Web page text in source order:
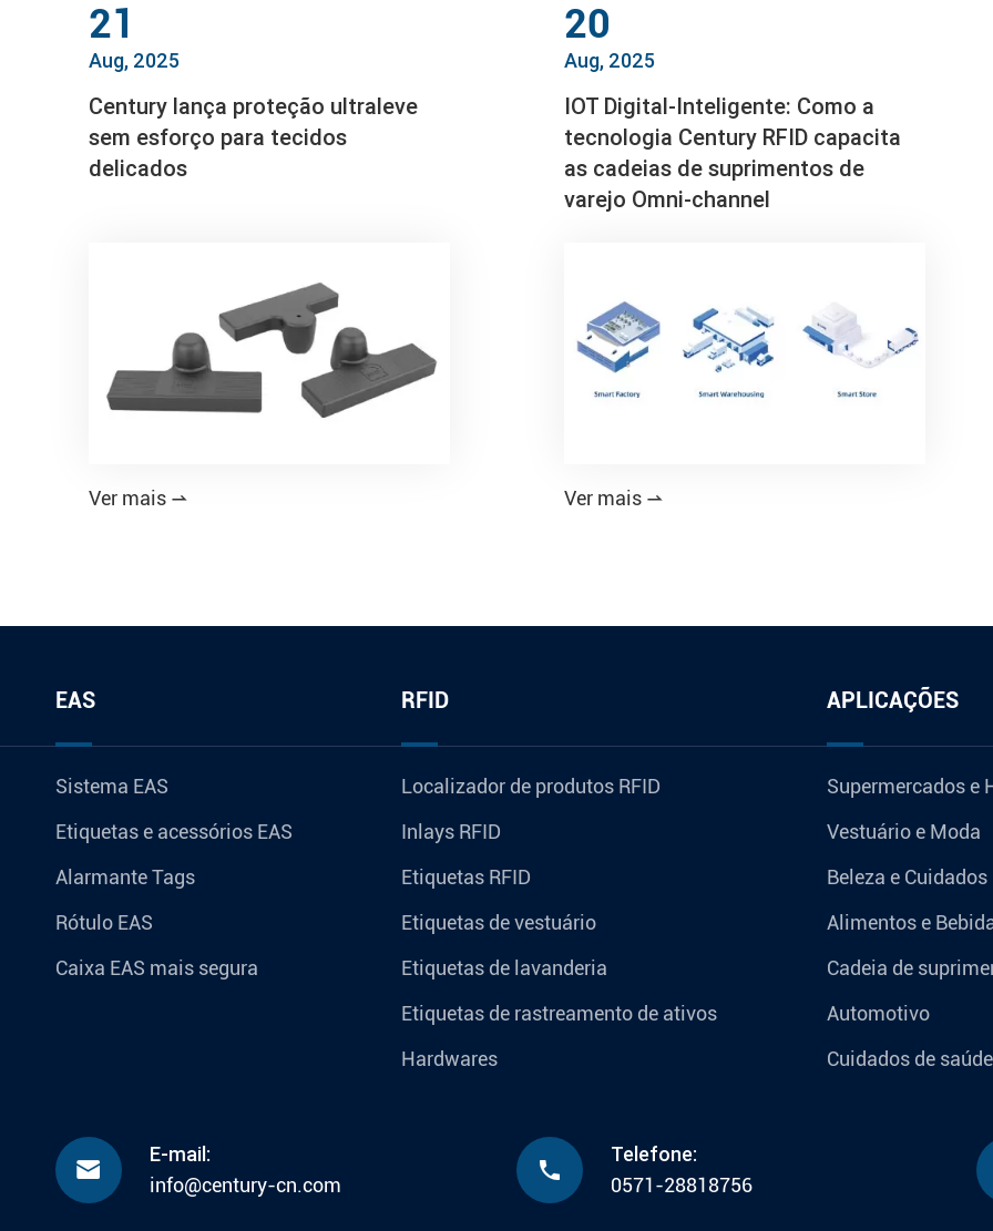
21
Aug, 2025
Century lança proteção ultraleve
sem esforço para tecidos
delicados
Ver mais 
20
Aug, 2025
IOT Digital-Inteligente: Como a
tecnologia Century RFID capacita
as cadeias de suprimentos de
varejo Omni-channel
Ver mais 
EAS
Sistema EAS
Etiquetas e acessórios EAS
Alarmante Tags
Rótulo EAS
Caixa EAS mais segura
RFID
Localizador de produtos RFID
Inlays RFID
Etiquetas RFID
Etiquetas de vestuário
Etiquetas de lavanderia
Etiquetas de rastreamento de ativos
Hardwares
APLICAÇÕES
Supermercados e
Vestuário e Moda
Beleza e
Alimentos e
Cadeia de
Automotivo
Cuidados de

E-mail:
info@century-cn.com

Telefone:
0571-28818756